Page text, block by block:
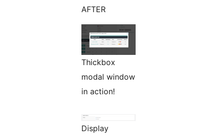
AFTER
Thickbox
modal window
in action!
Display